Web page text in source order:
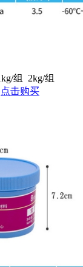
组 2kg/组
点击购买